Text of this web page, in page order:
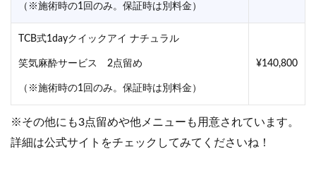
（※施術時の1回のみ。保証時は別料金）
TCB式1dayクイックアイ ナチュラル
笑気麻酔サービス 2点留め
（※施術時の1回のみ。保証時は別料金）
¥140,800
※その他にも3点留めや他メニューも用意されています。
詳細は公式サイトをチェックしてみてくださいね！